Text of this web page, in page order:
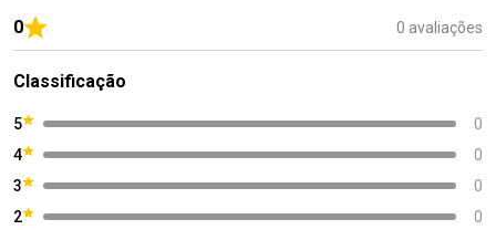
0 0 avaliações
Classificação
5
0
4
0
3
0
2
0